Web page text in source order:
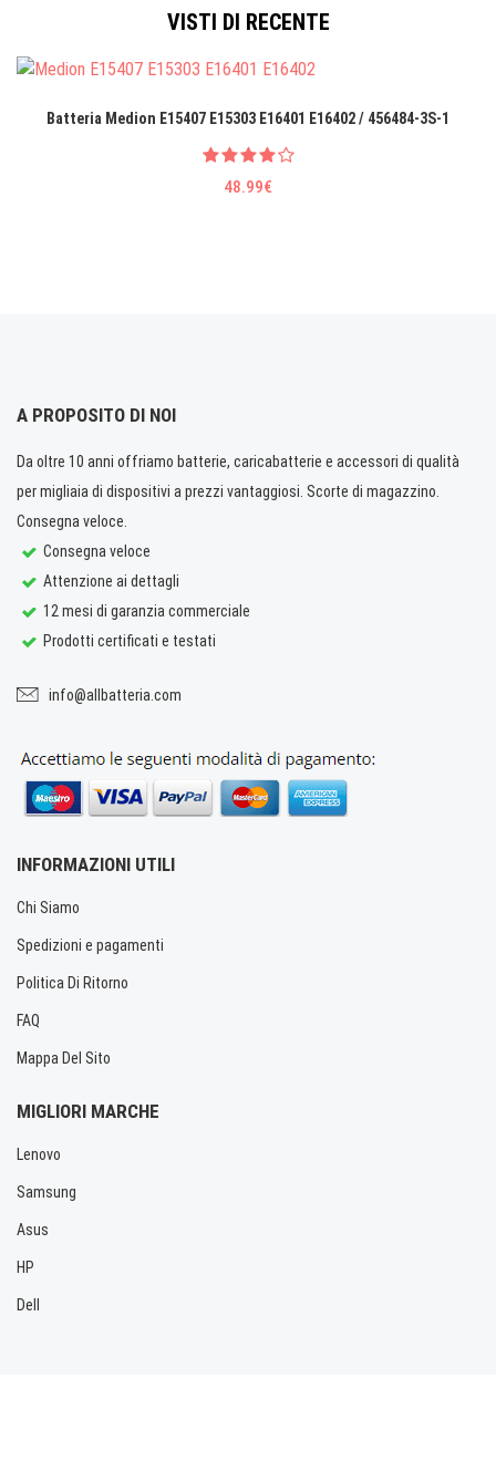
VISTI DI RECENTE
Batteria Medion E15407 E15303 E16401 E16402 / 456484-3S-1
48.99€
A PROPOSITO DI NOI
Da oltre 10 anni offriamo batterie, caricabatterie e accessori di qualità
per migliaia di dispositivi a prezzi vantaggiosi. Scorte di magazzino.
Consegna veloce.
Consegna veloce
Attenzione ai dettagli
12 mesi di garanzia commerciale
Prodotti certificati e testati
info@allbatteria.com
INFORMAZIONI UTILI
Chi Siamo
Spedizioni e pagamenti
Politica Di Ritorno
FAQ
Mappa Del Sito
MIGLIORI MARCHE
Lenovo
Samsung
Asus
HP
Dell